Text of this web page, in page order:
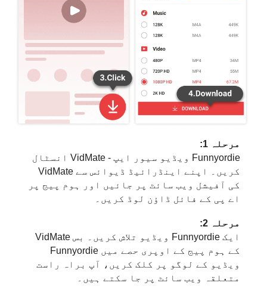
مرحلہ 1:
Funnyordie ویڈیو سیور ایپ - VidMate انسٹال
کریں۔ اپنے اینڈرائیڈ ڈیوائس سے VidMate
کی آفیشل ویب سائٹ پر جائیں اور ہوم پیج پر
اے پی کے فائل ڈاؤن لوڈ کریں۔
مرحلہ 2:
ایک Funnyordie ویڈیو تلاش کریں۔ بس VidMate
کے ہوم پیج کے اوپری حصے میں Funnyordie
ویڈیو کے لوگو پر کلک کریں، آپ براہ راست
متعلقہ ویب سائٹ پر جا سکتے ہیں۔